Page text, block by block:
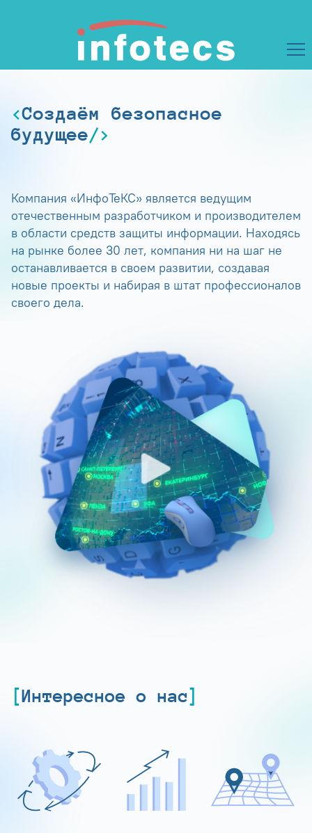
Создаём безопасное
будущее
Компания «ИнфоТеКС» является ведущим
отечественным разработчиком и производителем
в области средств защиты информации. Находясь
на рынке более 30 лет, компания ни на шаг не
останавливается в своем развитии, создавая
новые проекты и набирая в штат профессионалов
своего дела.
Интересное о нас